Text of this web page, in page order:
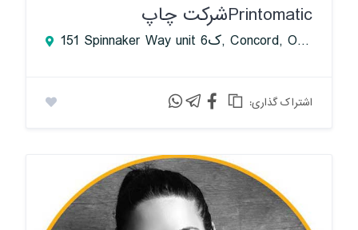
Printomaticشرکت چاپ
151 Spinnaker Way unit 6ک, Concord, Ontario L4K 4C3, Canada
:اشتراک گذاری